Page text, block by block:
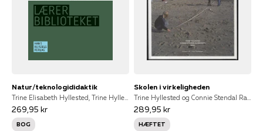
Natur/teknologididaktik
Trine Elisabeth Hyllested, Trine Hyllested
269,95 kr
BOG
Skolen i virkeligheden
Trine Hyllested og Connie Stendal Rasmussen, Trine Hyllested, Connie Stendal Rasmussen
289,95 kr
HÆFTET